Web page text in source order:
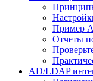
Пример
Отчеты
AD/LDAP